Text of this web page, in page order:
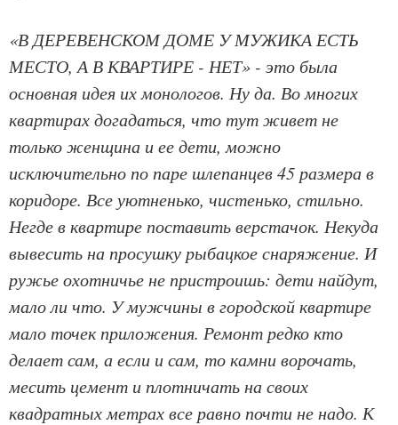
«В ДЕРЕВЕНСКОМ ДОМЕ У МУЖИКА ЕСТЬ
МЕСТО, А В КВАРТИРЕ - НЕТ» - это была
основная идея их монологов. Ну да. Во многих
квартирах догадаться, что тут живет не
только женщина и ее дети, можно
исключительно по паре шлепанцев 45 размера в
коридоре. Все уютненько, чистенько, стильно.
Негде в квартире поставить верстачок. Некуда
вывесить на просушку рыбацкое снаряжение. И
ружье охотничье не пристроишь: дети найдут,
мало ли что. У мужчины в городской квартире
мало точек приложения. Ремонт редко кто
делает сам, а если и сам, то камни ворочать,
месить цемент и плотничать на своих
квадратных метрах все равно почти не надо. К